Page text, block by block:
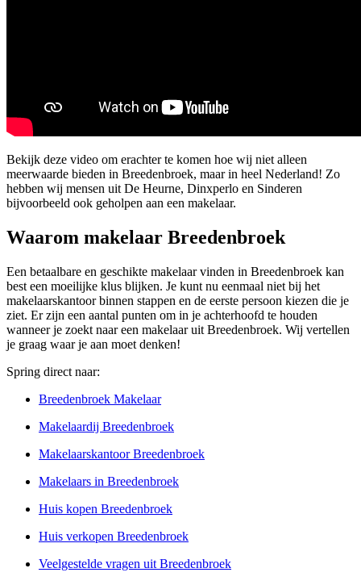
Bekijk deze video om erachter te komen hoe wij niet alleen
meerwaarde bieden in Breedenbroek, maar in heel Nederland! Zo
hebben wij mensen uit De Heurne, Dinxperlo en Sinderen
bijvoorbeeld ook geholpen aan een makelaar.
Waarom makelaar Breedenbroek
Een betaalbare en geschikte makelaar vinden in Breedenbroek kan
best een moeilijke klus blijken. Je kunt nu eenmaal niet bij het
makelaarskantoor binnen stappen en de eerste persoon kiezen die je
ziet. Er zijn een aantal punten om in je achterhoofd te houden
wanneer je zoekt naar een makelaar uit Breedenbroek. Wij vertellen
je graag waar je aan moet denken!
Spring direct naar:
Breedenbroek Makelaar
Makelaardij Breedenbroek
Makelaarskantoor Breedenbroek
Makelaars in Breedenbroek
Huis kopen Breedenbroek
Huis verkopen Breedenbroek
Veelgestelde vragen uit Breedenbroek